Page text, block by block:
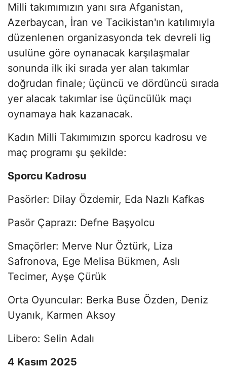
Milli takımımızın yanı sıra Afganistan,
Azerbaycan, İran ve Tacikistan'ın katılımıyla
düzenlenen organizasyonda tek devreli lig
usulüne göre oynanacak karşılaşmalar
sonunda ilk iki sırada yer alan takımlar
doğrudan finale; üçüncü ve dördüncü sırada
yer alacak takımlar ise üçüncülük maçı
oynamaya hak kazanacak.
Kadın Milli Takımımızın sporcu kadrosu ve
maç programı şu şekilde:
Sporcu Kadrosu
Pasörler: Dilay Özdemir, Eda Nazlı Kafkas
Pasör Çaprazı: Defne Başyolcu
Smaçörler: Merve Nur Öztürk, Liza
Safronova, Ege Melisa Bükmen, Aslı
Tecimer, Ayşe Çürük
Orta Oyuncular: Berka Buse Özden, Deniz
Uyanık, Karmen Aksoy
Libero: Selin Adalı
4 Kasım 2025